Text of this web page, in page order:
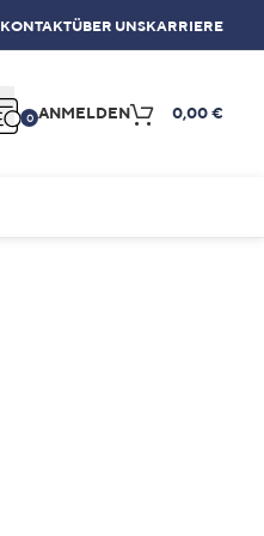
KONTAKTÜBER UNSKARRIERE
0 ANMELDEN 0,00 €